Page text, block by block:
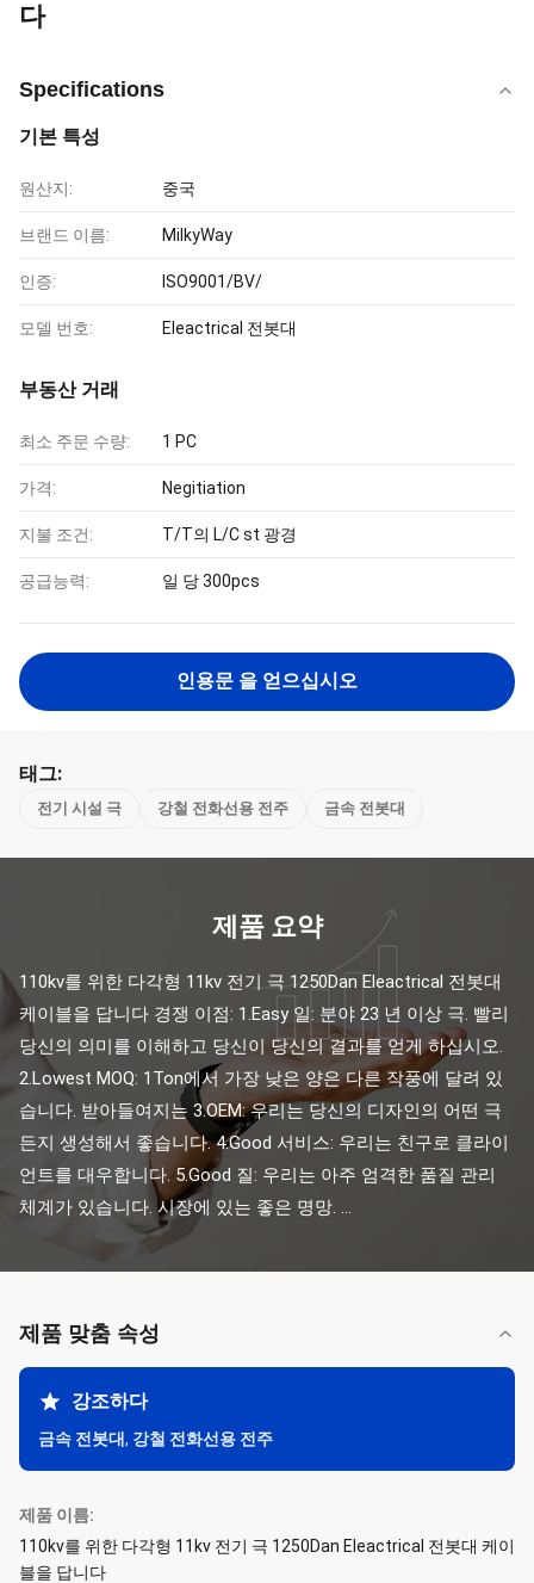
다
Specifications
기본 특성
원산지: 중국
브랜드 이름: MilkyWay
인증: ISO9001/BV/
모델 번호: Eleactrical 전봇대
부동산 거래
최소 주문 수량: 1 PC
가격: Negitiation
지불 조건: T/T의 L/C st 광경
공급능력: 일 당 300pcs
인용문 을 얻으십시오
태그:
전기 시설 극 강철 전화선용 전주 금속 전봇대
제품 요약
110kv를 위한 다각형 11kv 전기 극 1250Dan Eleactrical 전봇대
케이블을 답니다 경쟁 이점: 1.Easy 일: 분야 23 년 이상 극. 빨리
당신의 의미를 이해하고 당신이 당신의 결과를 얻게 하십시오.
2.Lowest MOQ: 1Ton에서 가장 낮은 양은 다른 작풍에 달려 있
습니다. 받아들여지는 3.OEM: 우리는 당신의 디자인의 어떤 극
든지 생성해서 좋습니다. 4.Good 서비스: 우리는 친구로 클라이
언트를 대우합니다. 5.Good 질: 우리는 아주 엄격한 품질 관리
체계가 있습니다. 시장에 있는 좋은 명망. ...
제품 맞춤 속성
강조하다
금속 전봇대, 강철 전화선용 전주
제품 이름:
110kv를 위한 다각형 11kv 전기 극 1250Dan Eleactrical 전봇대 케이
블을 답니다